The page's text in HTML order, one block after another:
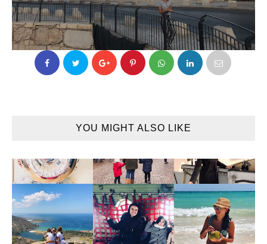
YOU MIGHT ALSO LIKE